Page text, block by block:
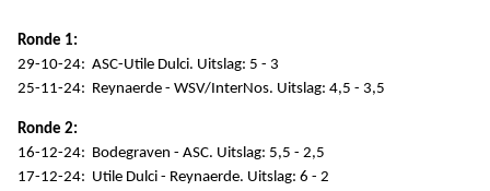
Ronde 1:
29-10-24: ASC-Utile Dulci. Uitslag: 5 - 3
25-11-24: Reynaerde - WSV/InterNos. Uitslag: 4,5 - 3,5
Ronde 2:
16-12-24: Bodegraven - ASC. Uitslag: 5,5 - 2,5
17-12-24: Utile Dulci - Reynaerde. Uitslag: 6 - 2